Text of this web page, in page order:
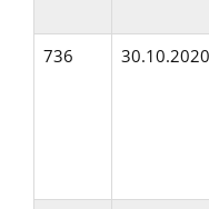
736
30.10.2020